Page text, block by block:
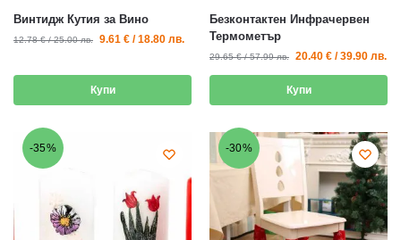
Винтидж Кутия за Вино
12.78€ /25.00лв. 9.61 € /18.80 лв.
Купи
Безконтактен Инфрачервен
Термометър
29.65€ /57.99лв. 20.40 € /39.90 лв.
Купи
-35% -30%